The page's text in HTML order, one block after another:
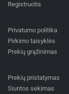
Registruotis
Privatumo politika
Pirkimo taisyklės
Prekių grąžinimas
Prekių pristatymas
Siuntos sekimas